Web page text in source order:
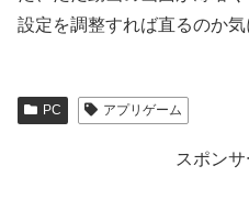
設定を調整すれば直るのか気
PC アプリゲーム
スポン